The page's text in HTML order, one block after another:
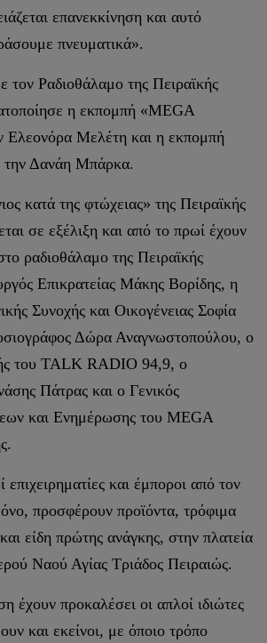
επανεκκίνηση και αυτό
πνευματικά».
τον Ραδιοθάλαμο της Πειραϊκής
η εκπομπή «MEGA
Ελεονόρα Μελέτη και η εκπομπή
Δανάη Μπάρκα.
κατά της φτώχειας» της Πειραϊκής
σε εξέλιξη και από το πρωί έχουν
ραδιοθάλαμο της Πειραϊκής
Επικρατείας Μάκης Βορίδης, η
Συνοχής και Οικογένειας Σοφία
Δώρα Αναγνωστοπούλου, ο
του TALK RADIO 94,9, ο
Πάτρας και ο Γενικός
και Ενημέρωσης του MEGA
και έμποροι από τον
προσφέρουν προϊόντα, τρόφιμα
είδη πρώτης ανάγκης, στην πλατεία
Ναού Αγίας Τριάδος Πειραιώς.
έχουν προκαλέσει οι απλοί ιδιώτες
και εκείνοι, με όποιο τρόπο